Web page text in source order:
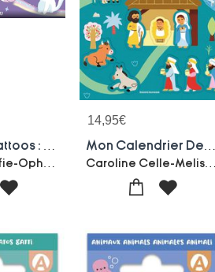
14,95€